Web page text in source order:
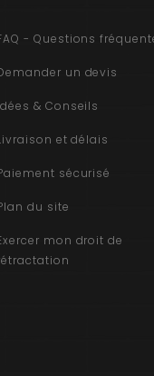
- Questions
un devis
& Conseils
et délais
sécurisé
du site
mon droit de